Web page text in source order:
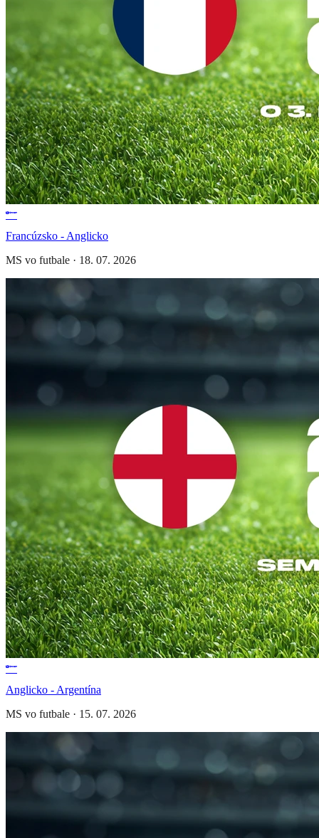
Francúzsko - Anglicko
MS vo futbale · 18. 07. 2026
Anglicko - Argentína
MS vo futbale · 15. 07. 2026